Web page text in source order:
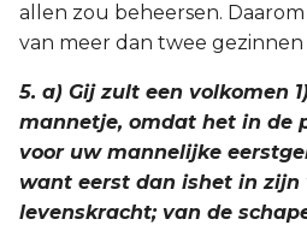
allen zou beheersen.
van meer dan twee
5. a) Gij zult een volkomen
mannetje, omdat het in de
voor uw mannelijke
want eerst dan ishet in zijn
levenskracht; van de